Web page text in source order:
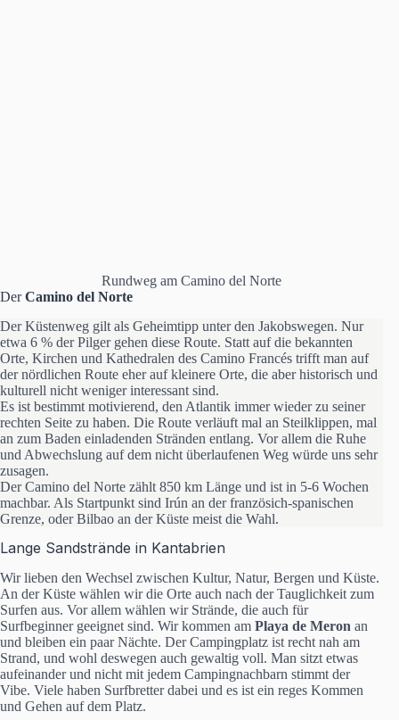
Rundweg am Camino del Norte
DerCamino del Norte
Der Küstenweg gilt als Geheimtipp unter den Jakobswegen. Nur
etwa 6 % der Pilger gehen diese Route. Statt auf die bekannten
Orte, Kirchen und Kathedralen des Camino Francés trifft man auf
der nördlichen Route eher auf kleinere Orte, die aber historisch und
kulturell nicht weniger interessant sind.
Es ist bestimmt motivierend, den Atlantik immer wieder zu seiner
rechten Seite zu haben. Die Route verläuft mal an Steilklippen, mal
an zum Baden einladenden Stränden entlang. Vor allem die Ruhe
und Abwechslung auf dem nicht überlaufenen Weg würde uns sehr
zusagen.
Der Camino del Norte zählt 850 km Länge und ist in 5-6 Wochen
machbar. Als Startpunkt sind Irún an der französich-spanischen
Grenze, oder Bilbao an der Küste meist die Wahl.
Lange Sandstrände in Kantabrien
Wir lieben den Wechsel zwischen Kultur, Natur, Bergen und Küste.
An der Küste wählen wir die Orte auch nach der Tauglichkeit zum
Surfen aus. Vor allem wählen wir Strände, die auch für
Surfbeginner geeignet sind. Wir kommen am Playa de Meron an
und bleiben ein paar Nächte. Der Campingplatz ist recht nah am
Strand, und wohl deswegen auch gewaltig voll. Man sitzt etwas
aufeinander und nicht mit jedem Campingnachbarn stimmt der
Vibe. Viele haben Surfbretter dabei und es ist ein reges Kommen
und Gehen auf dem Platz.